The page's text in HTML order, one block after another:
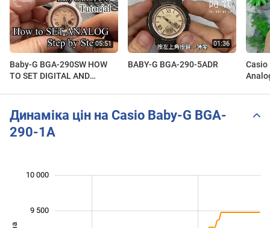
Baby-G BGA-290SW HOW
TO SET DIGITAL AND
to my time
BABY-G BGA-290-5ADR
Casio
Динаміка цін на Casio Baby-G BGA-
290-1A
10 000
9 500